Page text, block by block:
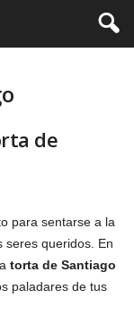
de
para sentarse a la
seres queridos. En
torta de Santiago
paladares de tus